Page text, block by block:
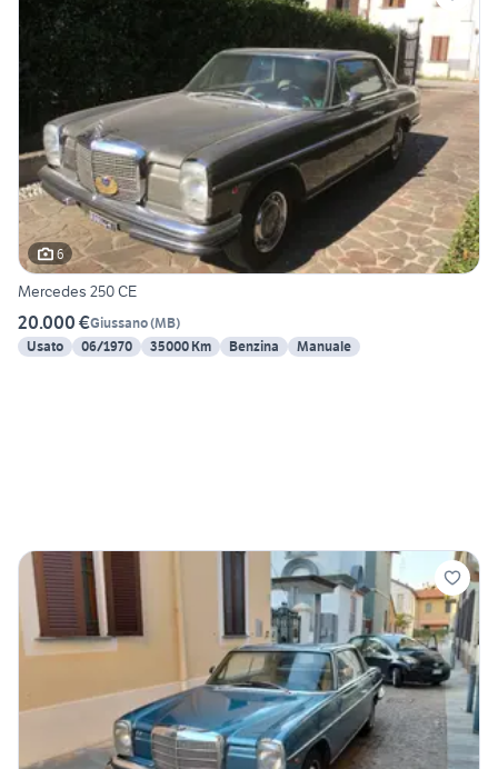
6
Mercedes 250 CE
20.000 €Giussano(MB)
Usato
06/1970 35000 Km Benzina Manuale